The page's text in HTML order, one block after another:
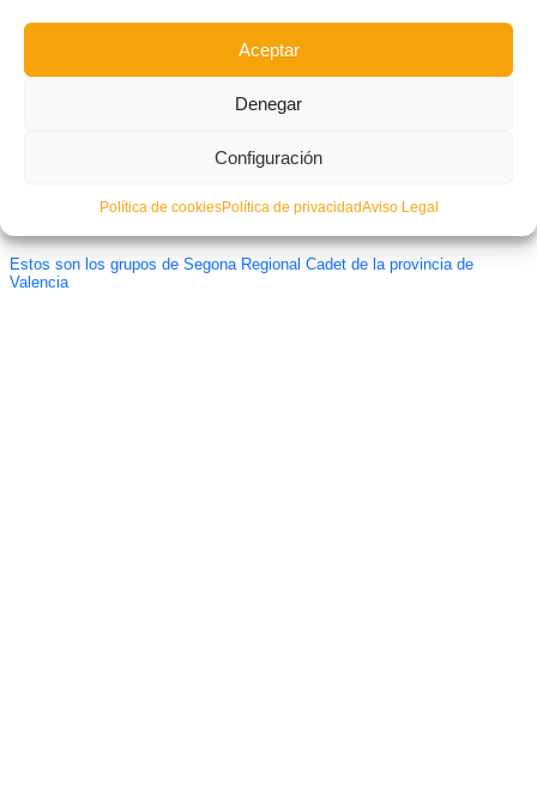
Aceptar
Denegar
Configuración
Política de cookiesPolítica de privacidadAviso Legal
Estos son los grupos de Segona Regional Cadet de la provincia de
Valencia